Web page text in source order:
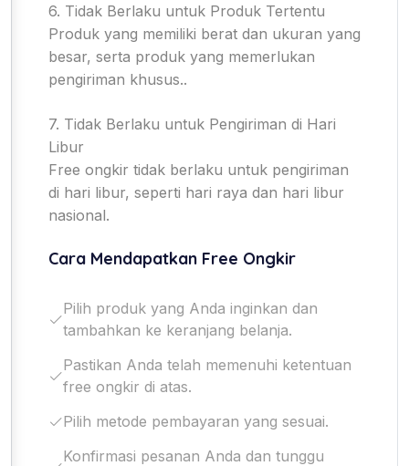
6. Tidak Berlaku untuk Produk Tertentu
Produk yang memiliki berat dan ukuran yang
besar, serta produk yang memerlukan
pengiriman khusus..
7. Tidak Berlaku untuk Pengiriman di Hari
Libur
Free ongkir tidak berlaku untuk pengiriman
di hari libur, seperti hari raya dan hari libur
nasional.
Cara Mendapatkan Free Ongkir
Pilih produk yang Anda inginkan dan
tambahkan ke keranjang belanja.
Pastikan Anda telah memenuhi ketentuan
free ongkir di atas.
Pilih metode pembayaran yang sesuai.
Konfirmasi pesanan Anda dan tunggu